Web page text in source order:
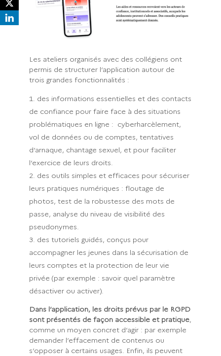
Les ateliers organisés avec des collégiens ont
permis de structurer l’application autour de
trois grandes fonctionnalités :
des informations essentielles et des contacts
de confiance pour faire face à des situations
problématiques en ligne : cyberharcèlement,
vol de données ou de comptes, tentatives
d’arnaque, chantage sexuel, et pour faciliter
l’exercice de leurs droits.
des outils simples et efficaces pour sécuriser
leurs pratiques numériques : floutage de
photos, test de la robustesse des mots de
passe, analyse du niveau de visibilité des
pseudonymes.
des tutoriels guidés, conçus pour
accompagner les jeunes dans la sécurisation de
leurs comptes et la protection de leur vie
privée (par exemple : savoir quel paramètre
désactiver ou activer).
Dans l’application, les droits prévus par le RGPD
sont présentés de façon accessible et pratique,
comme un moyen concret d’agir : par exemple
demander l’effacement de contenus ou
s’opposer à certains usages. Enfin, ils peuvent